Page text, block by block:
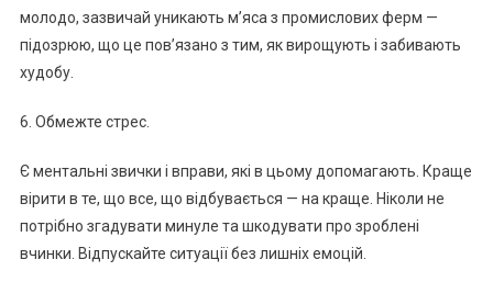
молодо, зазвичай уникають м’яса з промислових ферм —
підозрюю, що це пов’язано з тим, як вирощують і забивають
худобу.
6. Обмежте стрес.
Є ментальні звички і вправи, які в цьому допомагають. Краще
вірити в те, що все, що відбувається — на краще. Ніколи не
потрібно згадувати минуле та шкодувати про зроблені
вчинки. Відпускайте ситуації без лишніх емоцій.